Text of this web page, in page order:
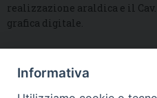
realizzazione araldica e il
grafica digitale.
DIOCESI
Informativa